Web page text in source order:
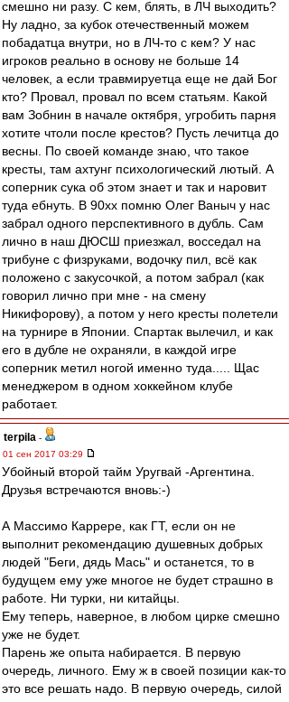
смешно ни разу. С кем, блять, в ЛЧ выходить?
Ну ладно, за кубок отечественный можем
побадатца внутри, но в ЛЧ-то с кем? У нас
игроков реально в основу не больше 14
человек, а если травмируетца еще не дай Бог
кто? Провал, провал по всем статьям. Какой
вам Зобнин в начале октября, угробить парня
хотите чтоли после крестов? Пусть лечитца до
весны. По своей команде знаю, что такое
кресты, там ахтунг психологический лютый. А
соперник сука об этом знает и так и наровит
туда ебнуть. В 90хх помню Олег Ваныч у нас
забрал одного перспективного в дубль. Сам
лично в наш ДЮСШ приезжал, восседал на
трибуне с физруками, водочку пил, всё как
положено с закусочкой, а потом забрал (как
говорил лично при мне - на смену
Никифорову), а потом у него кресты полетели
на турнире в Японии. Спартак вылечил, и как
его в дубле не охраняли, в каждой игре
соперник метил ногой именно туда..... Щас
менеджером в одном хоккейном клубе
работает.
terpila -
01 сен 2017 03:29
Убойный второй тайм Уругвай -Аргентина.
Друзья встречаются вновь:-)
А Массимо Каррере, как ГТ, если он не
выполнит рекомендацию душевных добрых
людей "Беги, дядь Мась" и останется, то в
будущем ему уже многое не будет страшно в
работе. Ни турки, ни китайцы.
Ему теперь, наверное, в любом цирке смешно
уже не будет.
Парень же опыта набирается. В первую
очередь, личного. Ему ж в своей позиции как-то
это все решать надо. В первую очередь, силой